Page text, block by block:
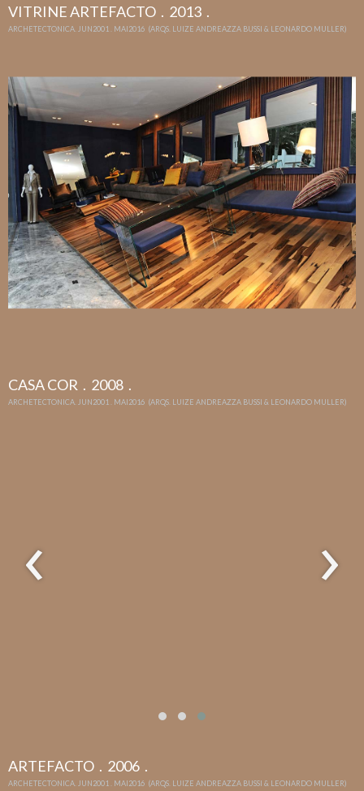
VITRINE ARTEFACTO . 2013 .
ARCHETECTONICA. JUN2001 . MAI2016 (ARQS. LUIZE ANDREAZZA BUSSI & LEONARDO MULLER)
CASA COR . 2008 .
ARCHETECTONICA. JUN2001 . MAI2016 (ARQS. LUIZE ANDREAZZA BUSSI & LEONARDO MULLER)
‹ ›
ARTEFACTO . 2006 .
ARCHETECTONICA. JUN2001 . MAI2016 (ARQS. LUIZE ANDREAZZA BUSSI & LEONARDO MULLER)